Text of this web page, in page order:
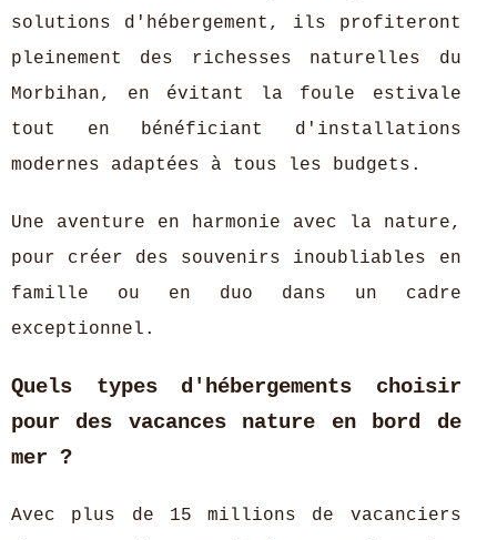
solutions d'hébergement, ils profiteront
pleinement des richesses naturelles du
Morbihan, en évitant la foule estivale
tout en bénéficiant d'installations
modernes adaptées à tous les budgets.
Une aventure en harmonie avec la nature,
pour créer des souvenirs inoubliables en
famille ou en duo dans un cadre
exceptionnel.
Quels types d'hébergements choisir
pour des vacances nature en bord de
mer ?
Avec plus de 15 millions de vacanciers